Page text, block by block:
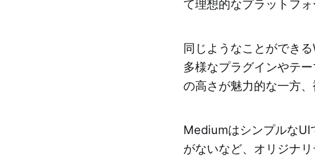
て理想的なプラットフォ
同じようなことができ
多様なプラグインやテ
の高さが魅力的な一方
MediumはシンプルなUI
がないなど、オリジナ